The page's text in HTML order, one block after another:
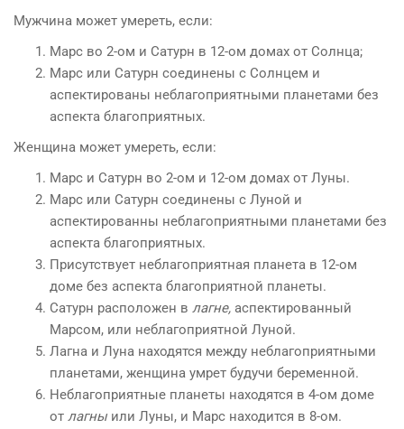
Мужчина может умереть, если:
Марс во 2-ом и Сатурн в 12-ом домах от Солнца;
Марс или Сатурн соединены с Солнцем и
аспектированы неблагоприятными планетами без
аспекта благоприятных.
Женщина может умереть, если:
Марс и Сатурн во 2-ом и 12-ом домах от Луны.
Марс или Сатурн соединены с Луной и
аспектированны неблагоприятными планетами без
аспекта благоприятных.
Присутствует неблагоприятная планета в 12-ом
доме без аспекта благоприятной планеты.
Сатурн расположен в лагне, аспектированный
Марсом, или неблагоприятной Луной.
Лагна и Луна находятся между неблагоприятными
планетами, женщина умрет будучи беременной.
Неблагоприятные планеты находятся в 4-ом доме
от лагныили Луны, и Марс находится в 8-ом.